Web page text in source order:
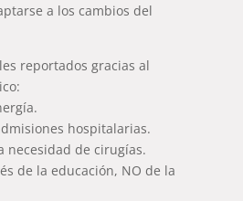
a los cambios del
reportados gracias al
hospitalarias.
necesidad de cirugías.
de la educación, NO de la